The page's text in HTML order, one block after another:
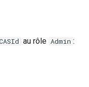
au rôle Admin :